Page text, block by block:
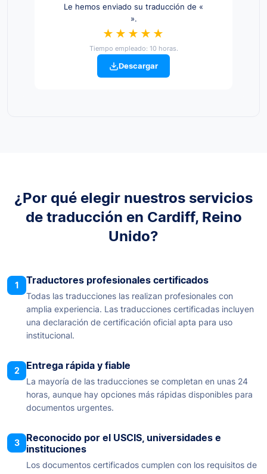
Le hemos enviado su traducción de «
».
★★★★★
Tiempo empleado: 10 horas.
Descargar
¿Por qué elegir nuestros servicios
de traducción en Cardiff, Reino
Unido?
1 Traductores profesionales certificados
Todas las traducciones las realizan profesionales con
amplia experiencia. Las traducciones certificadas incluyen
una declaración de certificación oficial apta para uso
institucional.
2 Entrega rápida y fiable
La mayoría de las traducciones se completan en unas 24
horas, aunque hay opciones más rápidas disponibles para
documentos urgentes.
3
Reconocido por el USCIS, universidades e
instituciones
Los documentos certificados cumplen con los requisitos de